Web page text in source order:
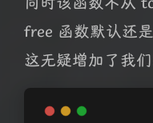
free 函数默认还
这无疑增加了我们